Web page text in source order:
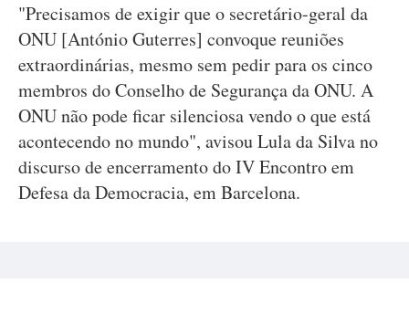
"Precisamos de exigir que o secretário-geral da
ONU [António Guterres] convoque reuniões
extraordinárias, mesmo sem pedir para os cinco
membros do Conselho de Segurança da ONU. A
ONU não pode ficar silenciosa vendo o que está
acontecendo no mundo", avisou Lula da Silva no
discurso de encerramento do IV Encontro em
Defesa da Democracia, em Barcelona.